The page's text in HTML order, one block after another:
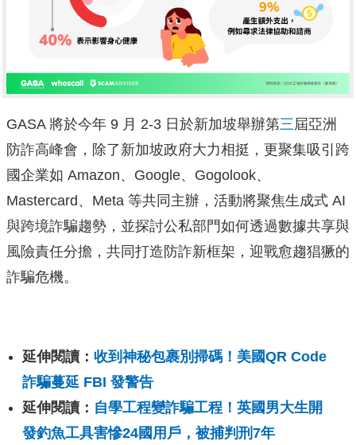
GASA 將於今年 9 月 2-3 日於新加坡舉辦第三屆亞洲
防詐高峰會，除了新加坡政府大力相挺，更聚集吸引跨
國企業如 Amazon、Google、Gogolook、
Mastercard、Meta 等共同主辦，活動將聚焦生成式 AI
與跨境詐騙趨勢，並探討公私部門如何透過數據共享與
風險責任分擔，共同打造防詐新框架，迎戰愈趨猖獗的
詐騙危機。
延伸閱讀： 收到神秘包裹別掃碼！美國QR Code
詐騙蔓延 FBI 發警告
延伸閱讀： 自學工程變詐騙工程！英國男大生開
發釣魚工具害慘24國用戶，被捕判刑7年